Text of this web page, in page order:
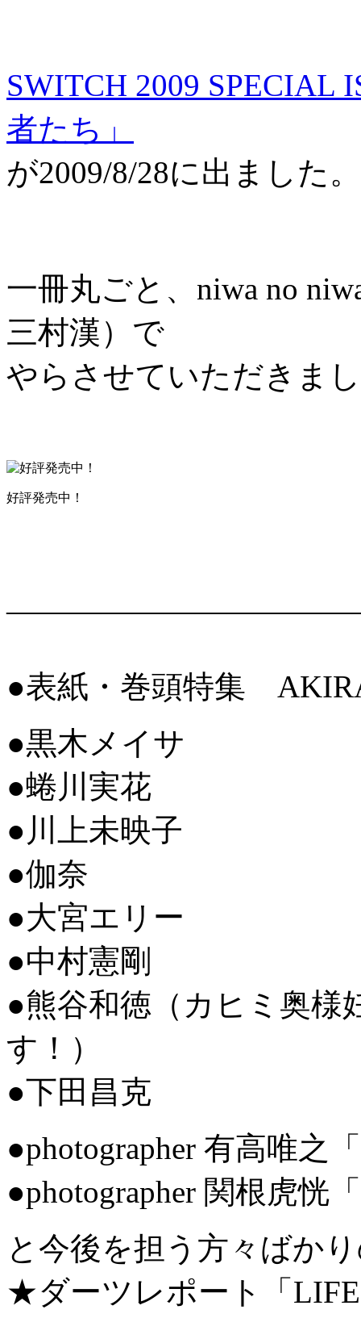
SWITCH 2009 SPECIAL
者たち」
が2009/8/28に出ました。
一冊丸ごと、niwa no
三村漢）で
やらさせていただきま
好評発売中！
●表紙・巻頭特集
●黒木メイサ
●蜷川実花
●川上未映子
●伽奈
●大宮エリー
●中村憲剛
●熊谷和徳（カヒミ奥様
す！）
●下田昌克
●photographer 有高唯之
●photographer 関根虎恍
と今後を担う方々ばか
★ダーツレポート「